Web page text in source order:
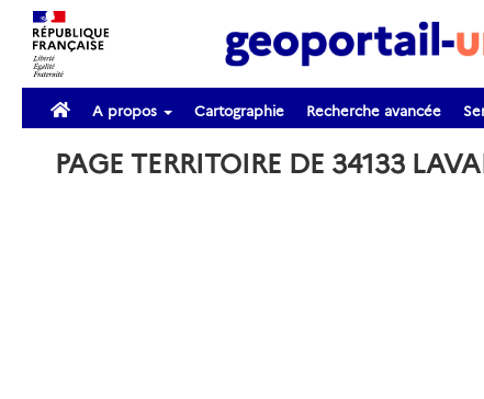
A propos Cartographie Recherche avancée
PAGE TERRITOIRE DE 34133